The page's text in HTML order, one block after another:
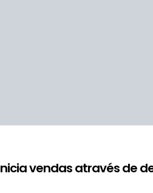
vendas através de